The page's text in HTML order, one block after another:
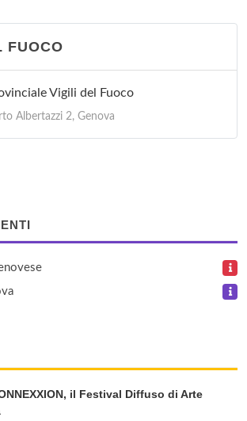
Corso Martinetti
Corso Sardegna
411/R, Genova
Largo Sanguineti
Sanguineti 39/R, Genova
FUOCO
Vigili del Fuoco
Albertazzi 2, Genova
il Festival Diffuso di Arte